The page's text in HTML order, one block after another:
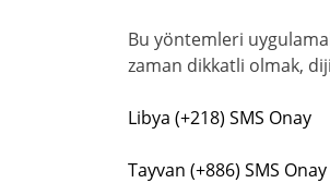
Bu yöntemleri
zaman dikkatli olmak,
Libya (+218) SMS Onay
Tayvan (+886) SMS Onay